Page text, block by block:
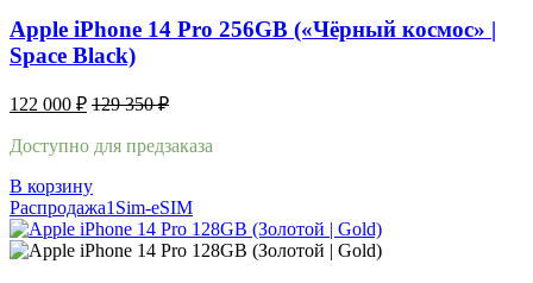
Apple iPhone 14 Pro 256GB («Чёрный космос» |
Space Black)
122 000 ₽ 129 350₽
Доступно для предзаказа
В корзину
Распродажа1Sim-eSIM